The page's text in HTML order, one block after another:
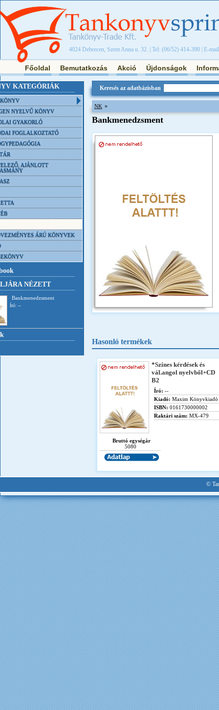
4024 Debrecen, Szent Anna u. 32. | Tel: (06/52) 414-390 | E-
Főoldal Bemutatkozás Akció Újdonságok
KATEGÓRIÁK
NYELVŰ KÖNYV
GYAKORLÓ
FOGLALKOZTATÓ
AJÁNLOTT
ÁRÚ KÖNYVEK
NÉZETT
Bankmenedzsment
Író: --
Keresés az adatbázisban
NK »
Bankmenedzsment
Hasonló termékek
*Színes kérdések és
vál.angol nyelvből+CD
B2
Író: --
Kiadó: Maxim Könyvkiadó
ISBN: 0161730000002
Raktári szám: MX-479
Bruttó egységár
5080
©